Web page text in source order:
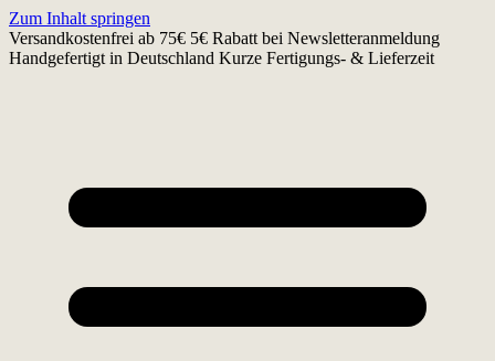
Zum Inhalt springen
Versandkostenfrei ab 75€ 5€ Rabatt bei Newsletteranmeldung
Handgefertigt in Deutschland Kurze Fertigungs- & Lieferzeit